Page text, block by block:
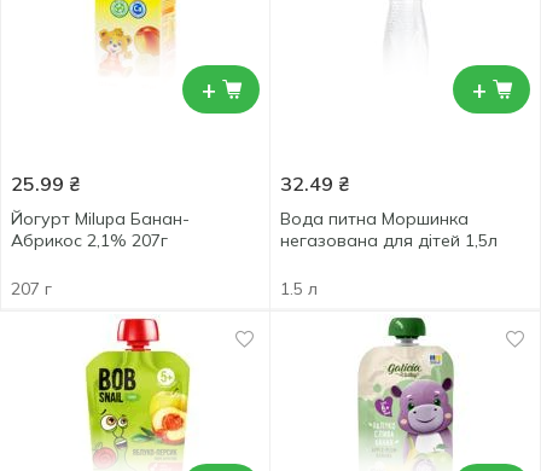
+
25.99 ₴
Йогурт Milupa Банан-
Абрикос 2,1% 207г
207 г
+
32.49 ₴
Вода питна Моршинка
негазована для дітей 1,5л
1.5 л